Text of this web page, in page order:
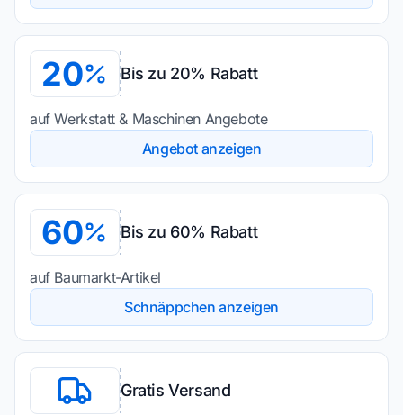
20 Bis zu 20% Rabatt
auf Werkstatt & Maschinen Angebote
Angebot anzeigen
60 Bis zu 60% Rabatt
auf Baumarkt-Artikel
Schnäppchen anzeigen
Gratis Versand